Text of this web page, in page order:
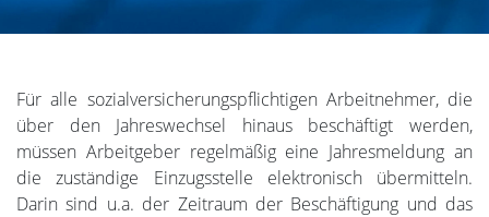
Für alle sozialversicherungspflichtigen Arbeitnehmer, die
über den Jahreswechsel hinaus beschäftigt werden,
müssen Arbeitgeber regelmäßig eine Jahresmeldung an
die zuständige Einzugsstelle elektronisch übermitteln.
Darin sind u.a. der Zeitraum der Beschäftigung und das